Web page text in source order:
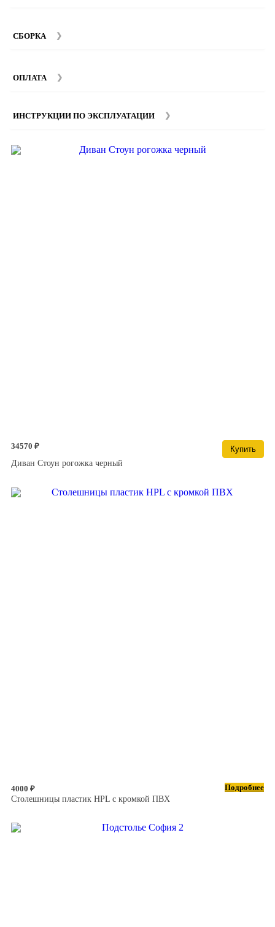
составляет 12 месяцев с момента покупки при
СБОРКА
Стоимость сборки зависит от количества и моделей
ОПЛАТА
ИНСТРУКЦИИ ПО ЭКСПЛУАТАЦИИ
34570 ₽
Купить
Диван Стоун рогожка черный
4000 ₽
Подробнее
Столешницы пластик HPL с кромкой ПВХ